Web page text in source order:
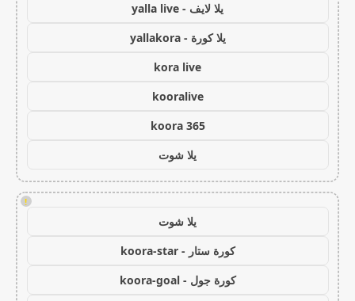
يلا لايف - yalla live
يلا كورة - yallakora
kora live
kooralive
koora 365
يلا شوت
!
يلا شوت
كورة ستار - koora-star
كورة جول - koora-goal